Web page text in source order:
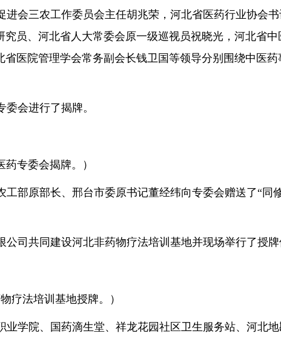
会三农工作委员会主任胡兆荣，河北省医药行业协会
员、河北省人大常委会原一级巡视员祝晓光，河北省
医院管理学会常务副会长钱卫国等领导分别围绕中医
会进行了揭牌。
药专委会揭牌。）
部原部长、邢台市委原书记董经纬向专委会赠送了“同
司共同建设河北非药物疗法培训基地并现场举行了授牌
疗法培训基地授牌。）
学院、国药滴生堂、祥龙花园社区卫生服务站、河北